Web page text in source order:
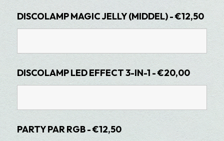
DISCOLAMP MAGIC JELLY (MIDDEL) - €12,50
DISCOLAMP LED EFFECT 3-IN-1 - €20,00
PARTY PAR RGB - €12,50